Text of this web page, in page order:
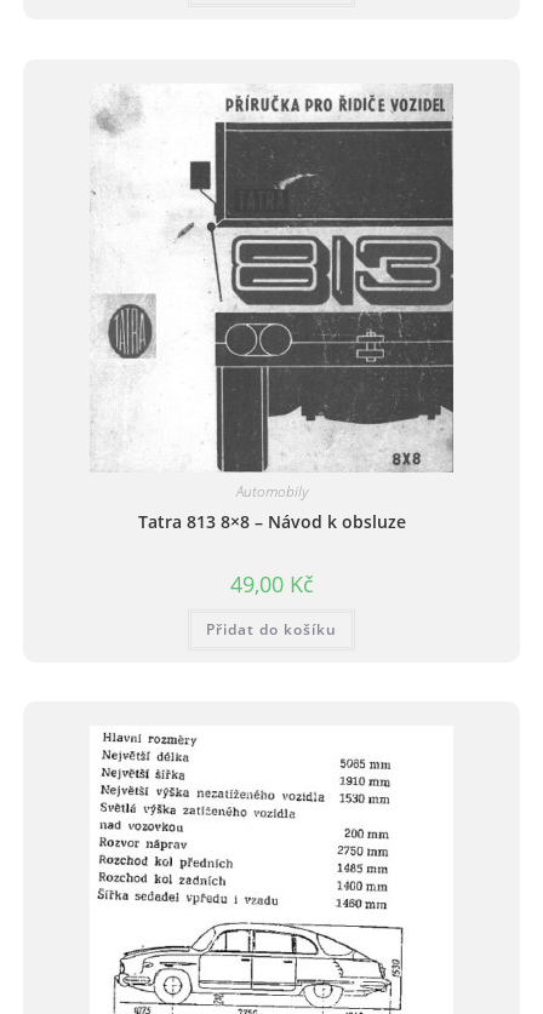
Automobily
Tatra 813 8×8 – Návod k obsluze
49,00 Kč
Přidat do košíku